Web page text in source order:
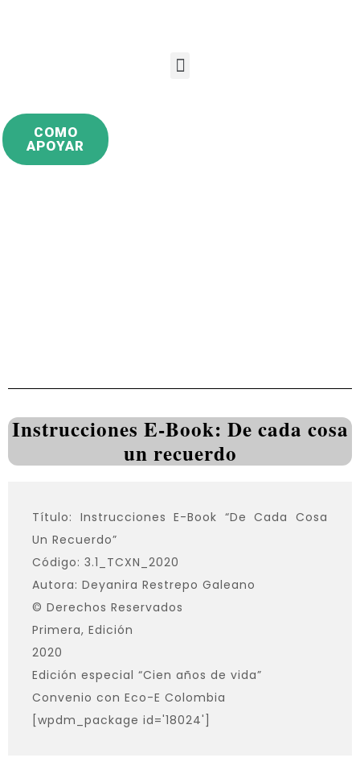
COMO
APOYAR
Instrucciones E-Book: De cada cosa
un recuerdo
Título: Instrucciones E-Book “De Cada Cosa
Un Recuerdo”
Código: 3.1_TCXN_2020
Autora: Deyanira Restrepo Galeano
© Derechos Reservados
Primera, Edición
2020
Edición especial “Cien años de vida”
Convenio con Eco-E Colombia
[wpdm_package id='18024']